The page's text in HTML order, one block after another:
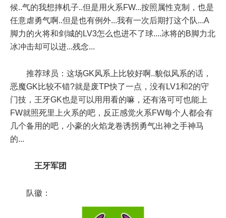
候..气的我想摔机子..但是用火系FW...按照属性克制，也是
任意虐勇气啊..但是也有例外...我有一次后期打这个队...A
脚力的火将和剑城的LV3怎么也进不了球....冰将的B脚力北
冰冲击却可以进...残念...
推荐球员：这场GK风系上比较好啊..貌似风系的话，
恶魔GK比较不错?就是废TP快了一点，没有LV1和2的守
门技，王牙GK也是可以用用看的嘛，还有洛可可也能上
FW就照死里上火系的吧，反正感觉火系FW每个人都会有
几个备用的吧，小豪的火焰龙卷诱拐勇气出神之手神马
的...
王牙军团
队徽：